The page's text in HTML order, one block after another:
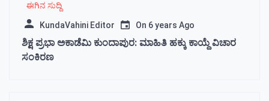
ಈಗಿನ ಸುದ್ದಿ
KundaVahini Editor On 6 years Ago
ಶಿಕ್ಷ ಪ್ರಭಾ ಅಕಾಡೆಮಿ ಕುಂದಾಪುರ: ಮಾಹಿತಿ ಹಕ್ಕು ಕಾಯ್ದೆ ವಿಚಾರ
ಸಂಕಿರಣ